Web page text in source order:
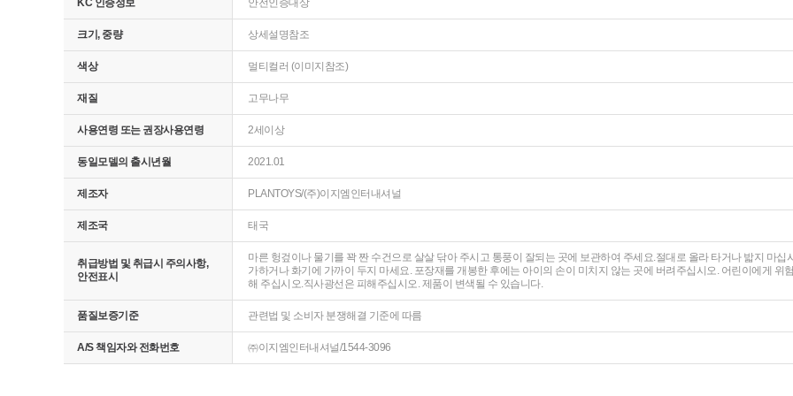
KC 인증정보 안전인증대상
크기, 중량 상세설명참조
색상 멀티컬러 (이미지참조)
재질 고무나무
사용연령 또는 권장사용연령 2세이상
동일모델의 출시년월 2021.01
제조자 PLANTOYS/(주)이지엠인터내셔널
제조국 태국
취급방법 및 취급시 주의사항,
안전표시
마른 헝겊이나 물기를 꽉 짠 수건으로 살살 닦아 주시고 통풍이 잘되는 곳에 보관하여 주세요.절대로 올라 타거나 밟지 마
가하거나 화기에 가까이 두지 마세요. 포장재를 개봉한 후에는 아이의 손이 미치지 않는 곳에 버려주십시오. 어린이에게
해 주십시오.직사광선은 피해주십시오. 제품이 변색될 수 있습니다.
품질보증기준 관련법 및 소비자 분쟁해결 기준에 따름
A/S 책임자와 전화번호 ㈜이지엠인터내셔널/1544-3096